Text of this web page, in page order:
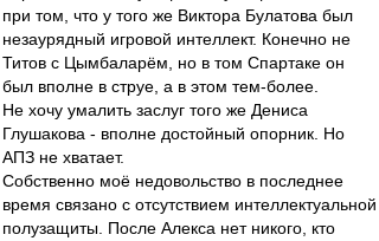
при том, что у того же Виктора Булатова был
незаурядный игровой интеллект. Конечно не
Титов с Цымбаларём, но в том Спартаке он
был вполне в струе, а в этом тем-более.
Не хочу умалить заслуг того же Дениса
Глушакова - вполне достойный опорник. Но
АПЗ не хватает.
Собственно моё недовольство в последнее
время связано с отсутствием интеллектуальной
полузащиты. После Алекса нет никого, кто